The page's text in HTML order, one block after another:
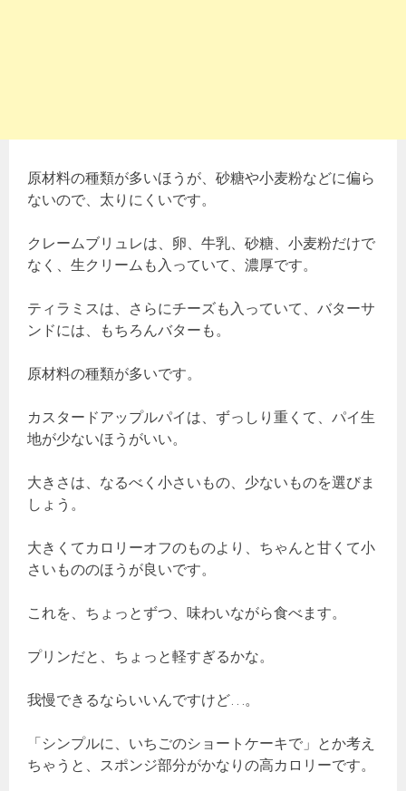
原材料の種類が多いほうが、砂糖や小麦粉などに偏ら
ないので、太りにくいです。
クレームブリュレは、卵、牛乳、砂糖、小麦粉だけで
なく、生クリームも入っていて、濃厚です。
ティラミスは、さらにチーズも入っていて、バターサ
ンドには、もちろんバターも。
原材料の種類が多いです。
カスタードアップルパイは、ずっしり重くて、パイ生
地が少ないほうがいい。
大きさは、なるべく小さいもの、少ないものを選びま
しょう。
大きくてカロリーオフのものより、ちゃんと甘くて小
さいもののほうが良いです。
これを、ちょっとずつ、味わいながら食べます。
プリンだと、ちょっと軽すぎるかな。
我慢できるならいいんですけど…。
「シンプルに、いちごのショートケーキで」とか考え
ちゃうと、スポンジ部分がかなりの高カロリーです。